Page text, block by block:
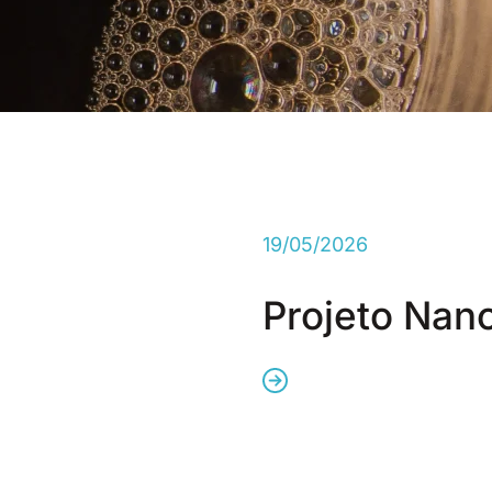
19/05/2026
Projeto